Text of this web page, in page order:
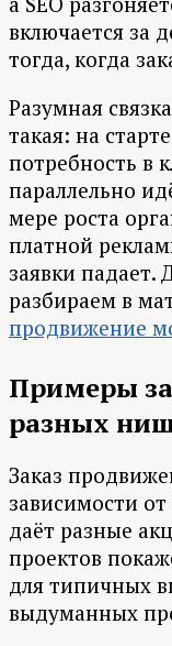
включается за
тогда, когда
Разумная
такая: на
потребность в
параллельно
мере роста
платной
заявки падает.
разбираем в
продвижение
Примеры
разных
Заказ
зависимости
даёт разные
проектов
для типичных
выдуманных